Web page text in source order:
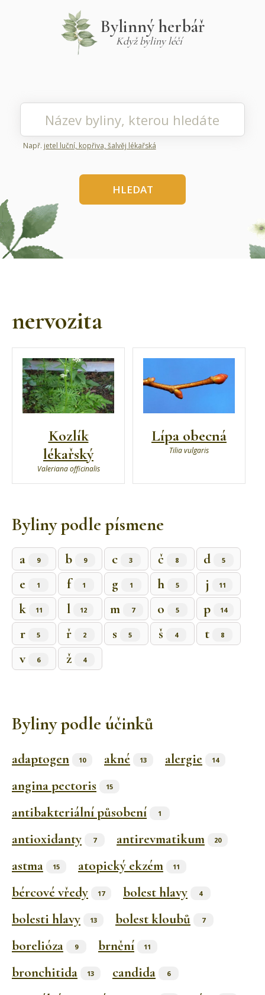
Bylinný herbář
Když byliny léčí
Např. jetel luční, kopřiva, šalvěj lékařská
HLEDAT
nervozita
Kozlík
lékařský
Valeriana officinalis
Lípa obecná
Tilia vulgaris
Byliny podle písmene
a 9 b 9 c 3 č 8 d 5
e 1 f 1 g 1 h 5 j 11
k 11 l 12 m 7 o 5 p 14
r 5 ř 2 s 5 š 4 t 8
v 6 ž 4
Byliny podle účinků
adaptogen 10 akné 13 alergie 14
angina pectoris 15
antibakteriální působení 1
antioxidanty 7 antirevmatikum 20
astma 15 atopický ekzém 11
bércové vředy 17 bolest hlavy 4
bolesti hlavy 13 bolest kloubů 7
borelióza 9 brnění 11
bronchitida 13 candida 6